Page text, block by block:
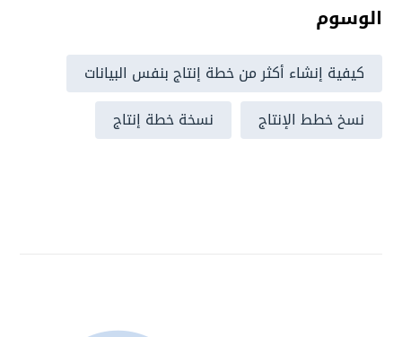
الوسوم
كيفية إنشاء أكثر من خطة إنتاج بنفس البيانات
نسخ خطط الإنتاج
نسخة خطة إنتاج